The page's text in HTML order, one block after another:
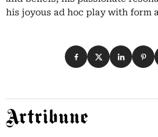
his joyous ad hoc play with form
Condividi su
Condividi su X
Condividi
Artribune